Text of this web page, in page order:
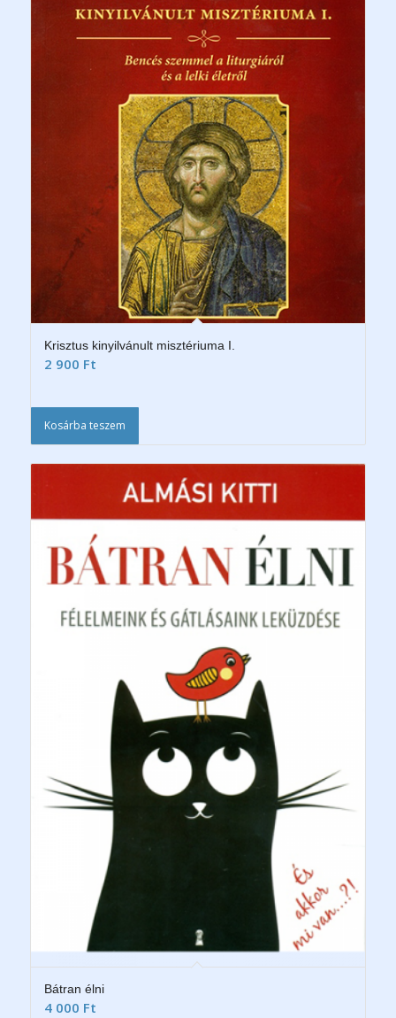
Krisztus kinyilvánult misztériuma I.
2 900 Ft
Kosárba teszem
Bátran élni
4 000 Ft